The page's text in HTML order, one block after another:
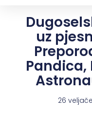
uz
26